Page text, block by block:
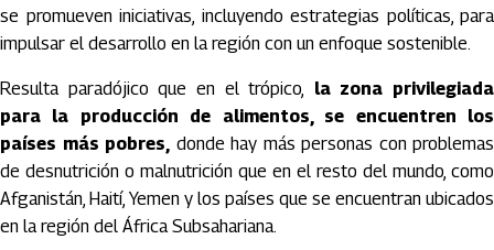
se promueven iniciativas, incluyendo estrategias políticas, para
impulsar el desarrollo en la región con un enfoque sostenible.
Resulta paradójico que en el trópico,
la zona privilegiada
para la producción de alimentos, se encuentren los
países más pobres, donde hay más personas con problemas
de desnutrición o malnutrición que en el resto del mundo, como
Afganistán, Haití, Yemen y los países que se encuentran ubicados
en la región del África Subsahariana.